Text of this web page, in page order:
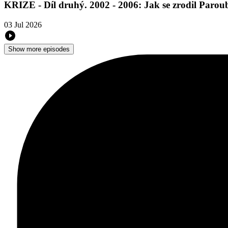
KRIZE - Díl druhý. 2002 - 2006: Jak se zrodil
03 Jul 2026
Show more episodes